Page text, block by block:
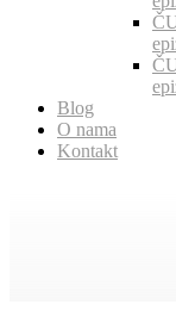
Blog
O nama
Kontakt